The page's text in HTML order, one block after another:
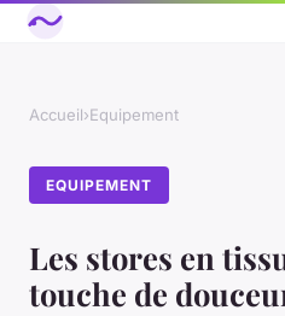
Accueil›Equipement
EQUIPEMENT
Les stores en
touche de